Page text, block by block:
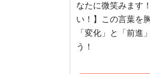
なたに微笑みます
い！】この言葉を
「変化」と「前進
う！